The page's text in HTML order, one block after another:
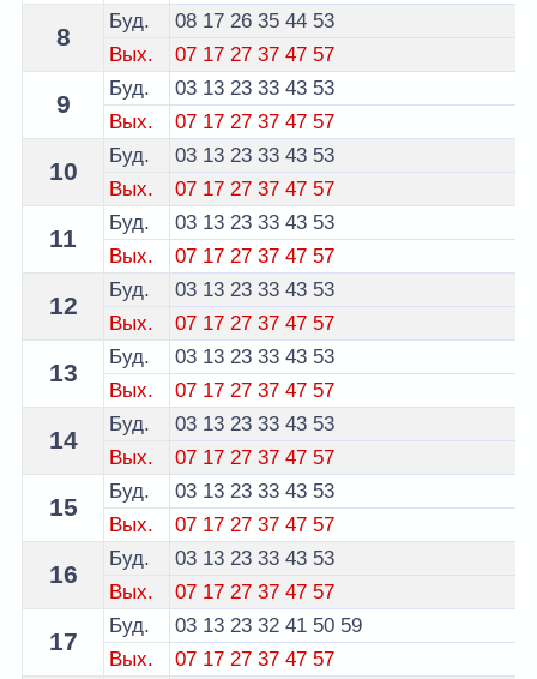
8
Буд. 08 17 26 35 44 53
Вых.
07 17 27 37 47 57
9
Буд. 03 13 23 33 43 53
Вых.
07 17 27 37 47 57
10
Буд. 03 13 23 33 43 53
Вых.
07 17 27 37 47 57
11
Буд. 03 13 23 33 43 53
Вых.
07 17 27 37 47 57
12
Буд. 03 13 23 33 43 53
Вых.
07 17 27 37 47 57
13
Буд. 03 13 23 33 43 53
Вых.
07 17 27 37 47 57
14
Буд. 03 13 23 33 43 53
Вых.
07 17 27 37 47 57
15
Буд. 03 13 23 33 43 53
Вых.
07 17 27 37 47 57
16
Буд. 03 13 23 33 43 53
Вых.
07 17 27 37 47 57
17
Буд. 03 13 23 32 41 50 59
Вых.
07 17 27 37 47 57